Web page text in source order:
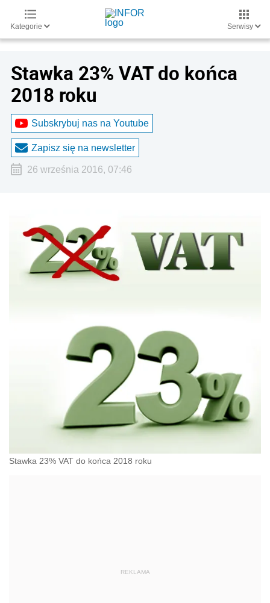
Kategorie Serwisy
Stawka 23% VAT do końca
2018 roku
Subskrybuj nas na Youtube
Zapisz się na newsletter
26 września 2016, 07:46
Stawka 23% VAT do końca 2018 roku